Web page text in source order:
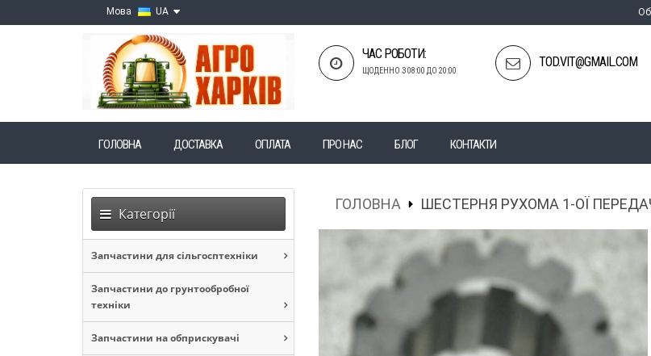
Мова UA
ЧАС РОБОТИ:
ЩОДЕННО З 08:00 ДО 20:00
TOD.VIT@GMAIL.COM
ГОЛОВНА ДОСТАВКА ОПЛАТА ПРО НАС БЛОГ КОНТАКТИ
Категорії
Запчастини для сільгосптехніки
Запчастини до грунтообробної
техніки
Запчастини на обприскувачі
ГОЛОВНА ШЕСТЕРНЯ РУХОМА 1-ОЇ